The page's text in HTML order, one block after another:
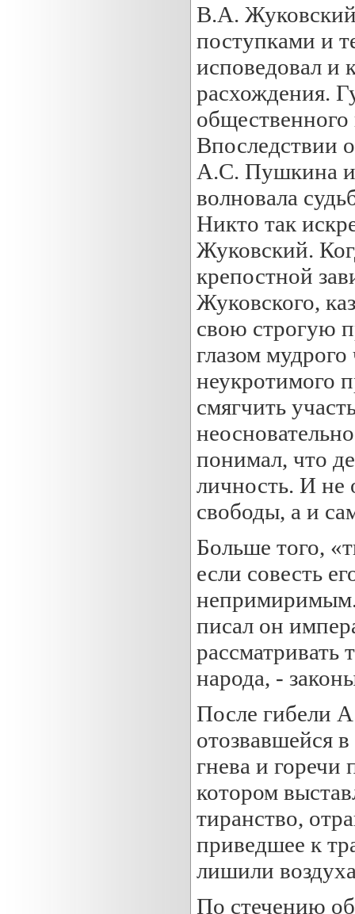
В.А. Жуковский
поступками и
исповедовал и
расхождения.
общественного
Впоследствии
А.С. Пушкина и
волновала
Никто так
Жуковский.
крепостной
Жуковского,
свою строгую
глазом
неукротимого
смягчить
понимал, что
личность. И
свободы, а и
Больше того,
если совесть
непримиримым.
писал он
рассматривать
народа, -
После гибели
отозвавшейся
гнева и
котором
тиранство,
приведшее к
лишили
По стечению